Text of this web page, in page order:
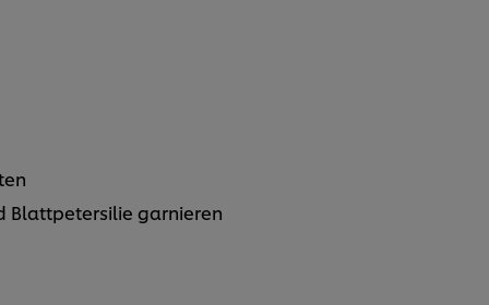
Blattpetersilie garnieren